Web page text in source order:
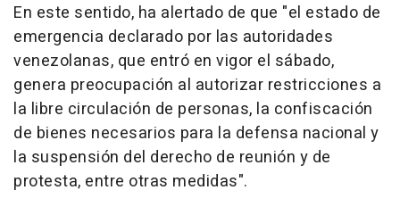
En este sentido, ha alertado de que "el estado de
emergencia declarado por las autoridades
venezolanas, que entró en vigor el sábado,
genera preocupación al autorizar restricciones a
la libre circulación de personas, la confiscación
de bienes necesarios para la defensa nacional y
la suspensión del derecho de reunión y de
protesta, entre otras medidas".